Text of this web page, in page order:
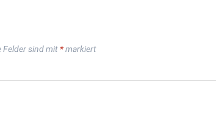
Felder sind mit *markiert